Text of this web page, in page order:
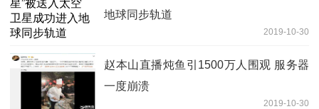
地球同步轨道
2019-10-30
赵本山直播炖鱼引1500万人围观 服务器
一度崩溃
2019-10-30